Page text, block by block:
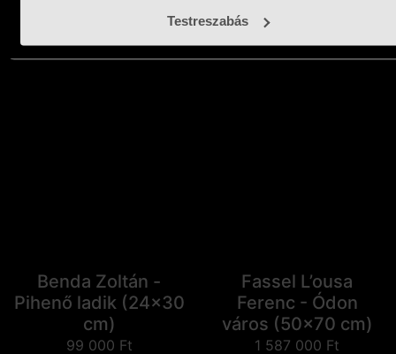
Testreszabás
Benda Zoltán -
Pihenő ladik (24x30
cm)
99 000 Ft
Fassel L’ousa
Ferenc - Ódon
város (50x70 cm)
1 587 000 Ft